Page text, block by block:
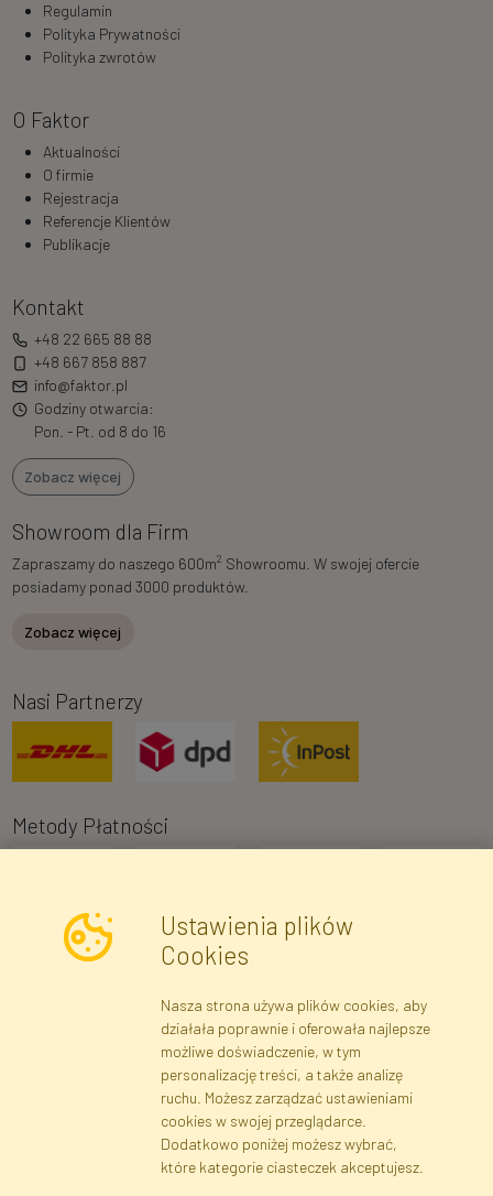
Regulamin
Polityka Prywatności
Polityka zwrotów
O Faktor
Aktualności
O firmie
Rejestracja
Referencje Klientów
Publikacje
Kontakt
+48 22 665 88 88
+48 667 858 887
info@faktor.pl
Godziny otwarcia:
Pon. - Pt. od 8 do 16
Zobacz więcej
Showroom dla Firm
Zapraszamy do naszego 600m2 Showroomu. W swojej ofercie
posiadamy ponad 3000 produktów.
Zobacz więcej
Nasi Partnerzy
Metody Płatności
Zapisz się
Dane rejestrowe Regulamin
Polityka Prywatności
Pomoc
Mapa serwisu
Ustawienia plików
Cookies
Nasza strona używa plików cookies, aby
działała poprawnie i oferowała najlepsze
możliwe doświadczenie, w tym
personalizację treści, a także analizę
ruchu. Możesz zarządzać ustawieniami
cookies w swojej przeglądarce.
Dodatkowo poniżej możesz wybrać,
które kategorie ciasteczek akceptujesz.